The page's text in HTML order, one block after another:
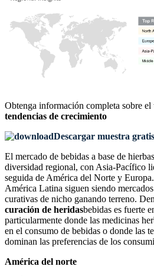
Obtenga información completa sobre el
tendencias de crecimiento
Descargar muestra gratis
El mercado de bebidas a base de
diversidad regional, con Asia-Pacífico
seguida de América del Norte y
América Latina siguen siendo
curativas de nicho ganando terreno.
curación de heridasbebidas es fuerte
particularmente donde las medicinas
en el consumo de bebidas o donde las
dominan las preferencias de los
América del norte